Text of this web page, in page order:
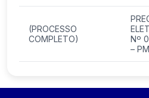
(PROCESSO
COMPLETO)
Nº
–